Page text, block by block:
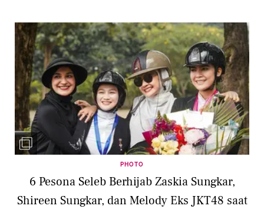
PHOTO
6 Pesona Seleb Berhijab Zaskia Sungkar,
Shireen Sungkar, dan Melody Eks JKT48 saat